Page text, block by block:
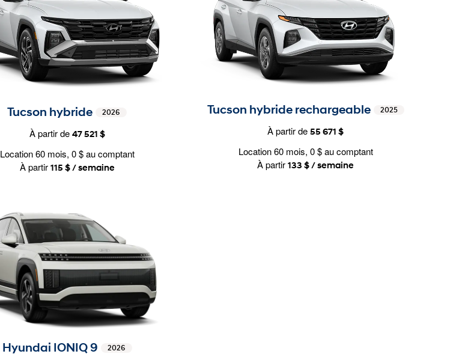
Tucson hybride 2026
À partir de 47 521 $
Location 60 mois, 0 $ au comptant
À partir 115 $ / semaine
Tucson hybride rechargeable 2025
À partir de55 671 $
Location 60 mois, 0 $ au comptant
À partir133 $ / semaine
Hyundai IONIQ 9 2026